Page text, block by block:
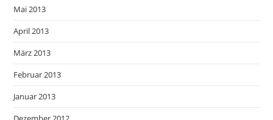
Mai 2013
April 2013
März 2013
Februar 2013
Januar 2013